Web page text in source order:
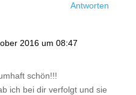
Antworten
2016 um 08:47
schön!!!
ich bei dir verfolgt und sie